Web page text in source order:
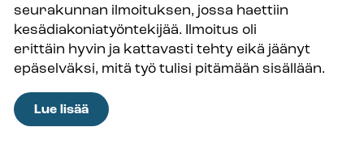
seurakunnan ilmoituksen, jossa haettiin
kesädiakoniatyöntekijää. Ilmoitus oli
erittäin hyvin ja kattavasti tehty eikä jäänyt
epäselväksi, mitä työ tulisi pitämään sisällään.
Lue lisää:
Kesädiakonina